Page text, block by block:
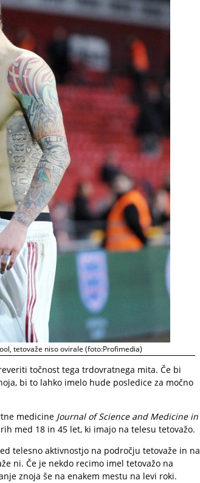
tetovaže niso ovirale (foto:Profimedia)
točnost tega trdovratnega mita. Če bi
bi to lahko imelo hude posledice za močno
medicine Journal of Science and Medicine in
med 18 in 45 let, ki imajo na telesu tetovažo.
telesno aktivnostjo na področju tetovaže in na
ni. Če je nekdo recimo imel tetovažo na
znoja še na enakem mestu na levi roki.